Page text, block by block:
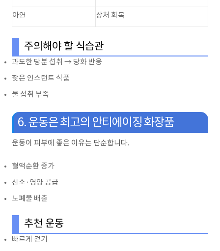
아연 상처 회복
주의해야 할 식습관
과도한 당분 섭취 → 당화 반응
잦은 인스턴트 식품
물 섭취 부족
6. 운동은 최고의 안티에이징 화장품
운동이 피부에 좋은 이유는 단순합니다.
혈액순환 증가
산소·영양 공급
노폐물 배출
추천 운동
빠르게 걷기